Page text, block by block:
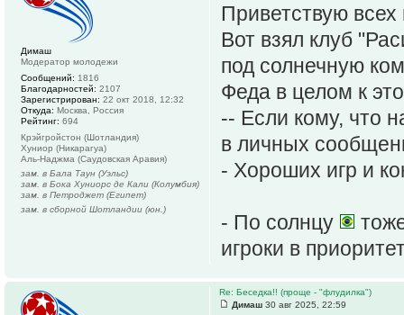
Приветствую
Вот взял клуб
под солнечную
Феда в целом к
-- Если кому, что
в личных
- Хороших игр и
- По солнцу
игроки в
Димаш
Модератор молодежи
Сообщений: 1816
Благодарностей: 2107
Зарегистрирован: 22 окт 2018, 12:32
Откуда: Москва, Россия
Рейтинг: 694
Крэйгройстон (Шотландия)
Хуниор (Никарагуа)
Аль-Наджма (Саудовская Аравия)
зам. в Бала Таун (Уэльс)
зам. в Бока Хуниорс де Кали (Колумбия)
зам. в Петроджет (Египет)
зам. в сборной Шотландии (юн.)
Re: Беседка!! (проще - "флудилка")
Димаш 30 авг 2025, 22:59